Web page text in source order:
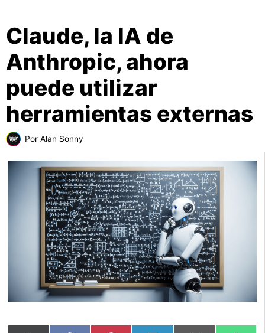
Claude, la IA de
Anthropic, ahora
puede utilizar
herramientas externas
Por Alan Sonny